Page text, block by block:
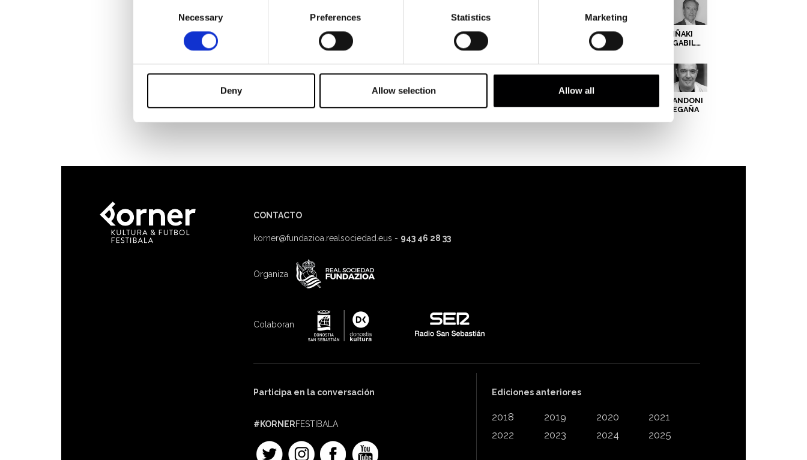
Necessary Preferences Statistics Marketing
Deny Allow selection Allow all
SARA
IÑAKI
GABILONDO
ARRIOLA
SÁNCHEZ
ZABALA
ANDONI
EGAÑA
CONTACTO
korner@fundazioa.realsociedad.eus - 943 46 28 33
Organiza
Colaboran
Participa en la conversación
#KORNERFESTIBALA
Ediciones anteriores
2018 2019 2020
2021
2022
2023 2024 2025